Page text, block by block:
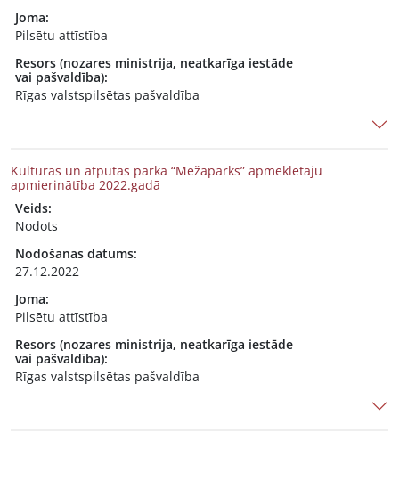
Joma:
Pilsētu attīstība
Resors (nozares ministrija, neatkarīga iestāde
vai pašvaldība):
Rīgas valstspilsētas pašvaldība
Kultūras un atpūtas parka “Mežaparks” apmeklētāju
apmierinātība 2022.gadā
Veids:
Nodots
Nodošanas datums:
27.12.2022
Joma:
Pilsētu attīstība
Resors (nozares ministrija, neatkarīga iestāde
vai pašvaldība):
Rīgas valstspilsētas pašvaldība